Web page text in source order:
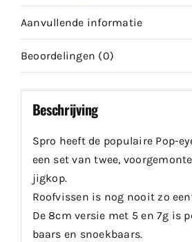
Aanvullende informatie
Beoordelingen (0)
Beschrijving
Spro heeft de populaire Pop-
een set van twee,
jigkop.
Roofvissen is nog nooit zo
De 8cm versie met 5 en 7g is
baars en snoekbaars.